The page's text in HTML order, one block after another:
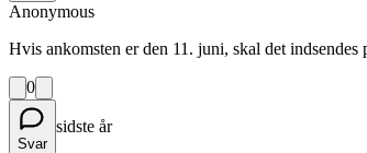
Anonymous
Hvis ankomsten er den 11. juni, skal det
0
Svar
sidste år